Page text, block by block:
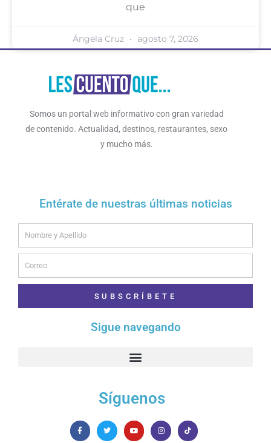
que
Ángela Cruz agosto 7, 2026
Somos un portal web informativo con gran variedad
de contenido. Actualidad, destinos, restaurantes, sexo
y mucho más.
Entérate de nuestras últimas noticias
SUBSCRÍBETE
Sigue navegando
Síguenos
F
a
T
w
Y
o
I
n
T
i